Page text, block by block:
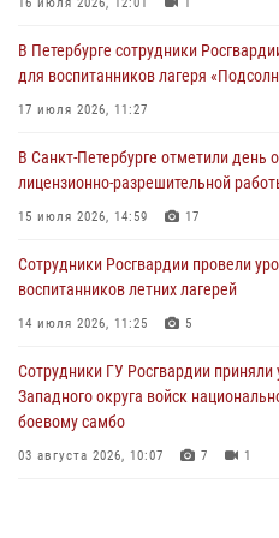
03 августа 2026, 10:07
В Ленобласти сотрудники ОМОН
полиции в проведении
03 августа 2026, 09:16
В Петербурге сотрудники
День Воздушно-десантных войск
02 августа 2026, 19:30 10
Сотрудники Росгвардии на
граждан, подозреваемых в попытке
центре города
В Петербурге сотрудники
для воспитанников лагеря
17 июля 2026, 11:27
В Санкт-Петербурге отметили день
лицензионно-разрешительной
15 июля 2026, 14:59 17
Сотрудники Росгвардии провели
воспитанников летних лагерей
14 июля 2026, 11:25 5
Сотрудники ГУ Росгвардии приняли
Западного округа войск
боевому самбо
03 августа 2026, 10:07 7 1